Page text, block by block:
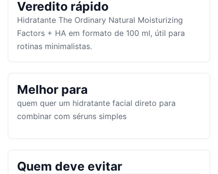
Veredito rápido
Hidratante The Ordinary Natural Moisturizing
Factors + HA em formato de 100 ml, útil para
rotinas minimalistas.
Melhor para
quem quer um hidratante facial direto para
combinar com séruns simples
Quem deve evitar